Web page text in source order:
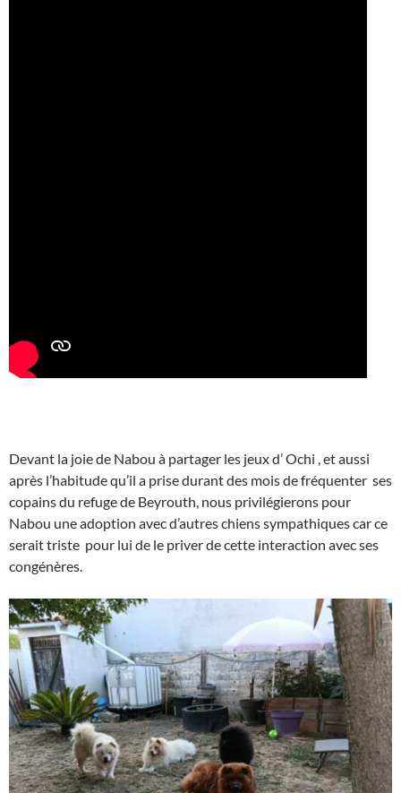
Devant la joie de Nabou à partager les jeux d’ Ochi , et aussi
après l’habitude qu’il a prise durant des mois de fréquenter ses
copains du refuge de Beyrouth, nous privilégierons pour
Nabou une adoption avec d’autres chiens sympathiques car ce
serait triste pour lui de le priver de cette interaction avec ses
congénères.